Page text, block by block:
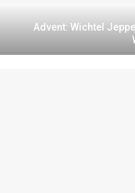
Advent: Wichtel